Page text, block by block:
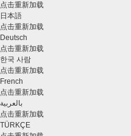
点击重新加载
日本語
点击重新加载
Deutsch
点击重新加载
한국 사람
点击重新加载
French
点击重新加载
بالعربية
点击重新加载
TÜRKÇE